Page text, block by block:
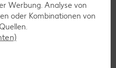
Werbung. Analyse von
oder Kombinationen von